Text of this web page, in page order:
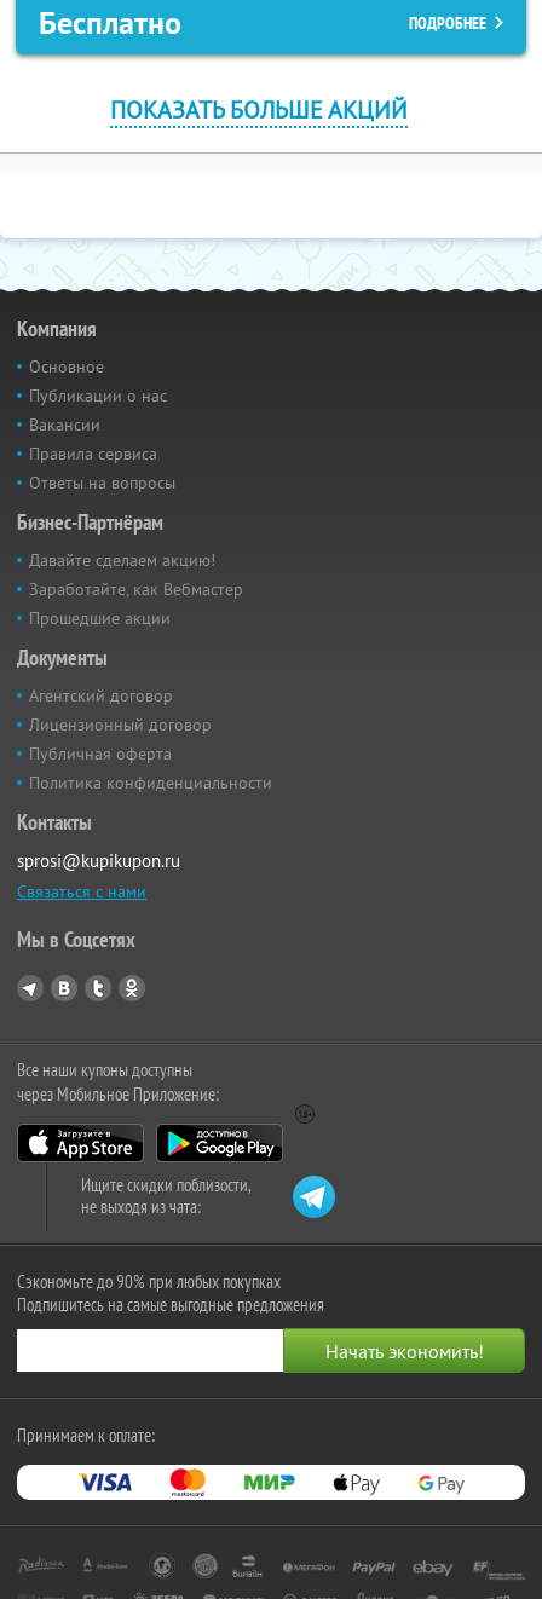
Бесплатно ПОДРОБНЕЕ
ПОКАЗАТЬ БОЛЬШЕ АКЦИЙ
Компания
Основное
Публикации о нас
Вакансии
Правила сервиса
Ответы на вопросы
Бизнес-Партнёрам
Давайте сделаем акцию!
Заработайте, как Вебмастер
Прошедшие акции
Документы
Агентский договор
Лицензионный договор
Публичная оферта
Политика конфиденциальности
Контакты
sprosi@kupikupon.ru
Связаться с нами
Мы в Соцсетях
Все наши купоны доступны
через Мобильное Приложение:
Ищите скидки поблизости,
не выходя из чата:
Сэкономьте до 90% при любых покупках
Подпишитесь на самые выгодные предложения
Принимаем к оплате: